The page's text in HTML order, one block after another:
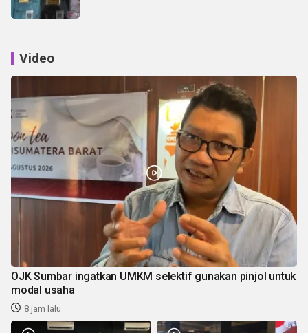
Video
OJK Sumbar ingatkan UMKM selektif gunakan pinjol untuk
modal usaha
8 jam lalu